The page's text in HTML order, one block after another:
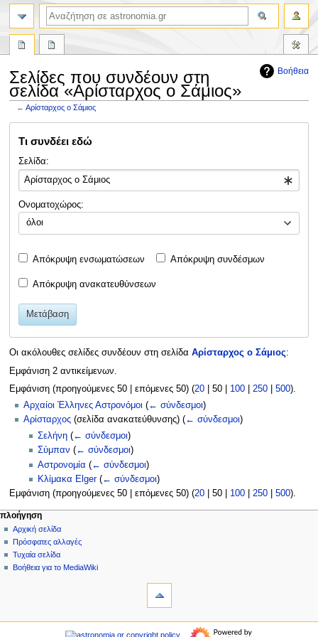
Βοήθεια
Σελίδες που συνδέουν στη
σελίδα «Αρίσταρχος ο Σάμιος»
←Αρίσταρχος ο Σάμιος
στην
στηνΤι συνδέει εδώ
Σελίδα:
Ονοματοχώρος:
όλοι
Απόκρυψη ενσωματώσεων Απόκρυψη συνδέσμων
Απόκρυψη ανακατευθύνσεων
Μετάβαση
Οι ακόλουθες σελίδες συνδέουν στη σελίδα Αρίσταρχος ο Σάμιος:
Εμφάνιση 2 αντικείμενων.
Εμφάνιση (προηγούμενες 50| επόμενες 50) (20| 50| 100| 250| 500).
Αρχαίοι Έλληνες Αστρονόμοι (← σύνδεσμοι)
Αρίσταρχος (σελίδα ανακατεύθυνσης) (← σύνδεσμοι)
Σελήνη (← σύνδεσμοι)
Σύμπαν (← σύνδεσμοι)
Αστρονομία (← σύνδεσμοι)
Κλίμακα Elger (← σύνδεσμοι)
Εμφάνιση (προηγούμενες 50| επόμενες 50) (20| 50| 100| 250| 500).
Μ
ε
ν
ο
ο
ενέργειες σελίδας
σελίδα
συζήτηση
ανάγνωση
προβολή
προσωπικά εργαλεία
δημιουργία
λογαριασμού
σύνδεση
πλοήγηση
Αρχική σελίδα
Πρόσφατες αλλαγές
Τυχαία σελίδα
Βοήθεια για το MediaWiki
αναζήτηση
πλοήγηση